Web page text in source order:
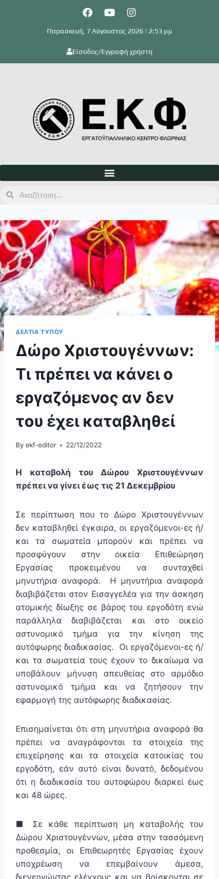
Παρασκευή, 7 Αύγουστος 2026 | 2:53 μμ
Είσοδος/Εγγραφή χρήστη
ΔΕΛΤΙΑ ΤΥΠΟΥ
Δώρο Χριστουγέννων:
Τι πρέπει να κάνει ο
εργαζόμενος αν δεν
του έχει καταβληθεί
By ekf-editor 22/12/2022
Η καταβολή του Δώρου Χριστουγέννων
πρέπει να γίνει έως τις 21 Δεκεμβρίου
Σε περίπτωση που το Δώρο Χριστουγέννων
δεν καταβληθεί έγκαιρα, οι εργαζόμενοι-ες ή/
και τα σωματεία μπορούν και πρέπει να
προσφύγουν στην οικεία Επιθεώρηση
Εργασίας προκειμένου να συνταχθεί
μηνυτήρια αναφορά. Η μηνυτήρια αναφορά
διαβιβάζεται στον Εισαγγελέα για την άσκηση
ατομικής δίωξης σε βάρος του εργοδότη ενώ
παράλληλα διαβιβάζεται και στο οικείο
αστυνομικό τμήμα για την κίνηση της
αυτόφωρης διαδικασίας. Οι εργαζόμενοι-ες ή/
και τα σωματεία τους έχουν το δικαίωμα να
υποβάλουν μήνυση απευθείας στο αρμόδιο
αστυνομικό τμήμα και να ζητήσουν την
εφαρμογή της αυτόφωρης διαδικασίας.
Επισημαίνεται ότι στη μηνυτήρια αναφορά θα
πρέπει να αναγράφονται τα στοιχεία της
επιχείρησης και τα στοιχεία κατοικίας του
εργοδότη, εάν αυτό είναι δυνατό, δεδομένου
ότι η διαδικασία του αυτοφώρου διαρκεί έως
και 48 ώρες.
■ Σε κάθε περίπτωση μη καταβολής του
Δώρου Χριστουγέννων, μέσα στην τασσόμενη
προθεσμία, οι Επιθεωρητές Εργασίας έχουν
υποχρέωση να επεμβαίνουν άμεσα,